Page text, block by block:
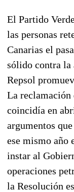
El Partido
las personas
Canarias el
sólido contra la
Repsol
La reclamación
coincidía en
argumentos
ese mismo año
instar al
operaciones
la Resolución